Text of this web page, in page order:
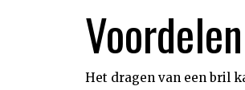
Voordelen
Het dragen van een bril